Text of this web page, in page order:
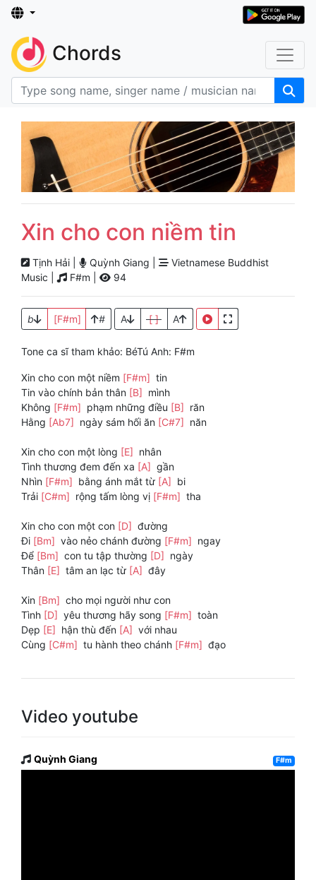
Chords
Xin cho con niềm tin
Tịnh Hải | Quỳnh Giang |
Vietnamese Buddhist
Music |
F#m | 94
b [F#m] # A [ ] A
Tone ca sĩ tham khảo: BéTú Anh: F#m
Xin cho con một niềm [F#m] tin
Tin vào chính bản thân [B] mình
Không [F#m] phạm những điều [B] răn
Hằng [Ab7] ngày sám hối ăn [C#7] năn
Xin cho con một lòng [E] nhân
Tình thương đem đến xa [A] gần
Nhìn [F#m] bằng ánh mắt từ [A] bi
Trải [C#m] rộng tấm lòng vị [F#m] tha
Xin cho con một con [D] đường
Đi [Bm] vào nẻo chánh đường [F#m] ngay
Để [Bm] con tu tập thường [D] ngày
Thân [E] tâm an lạc từ [A] đây
Xin [Bm] cho mọi người như con
Tình [D] yêu thương hãy song [F#m] toàn
Dẹp [E] hận thù đến [A] với nhau
Cùng [C#m] tu hành theo chánh [F#m] đạo
Video youtube
Quỳnh Giang F#m